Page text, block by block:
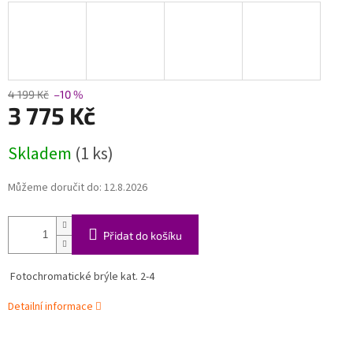
4 199 Kč –10 %
3 775 Kč
cena:
Skladem (1 ks)
Můžeme doručit do: 12.8.2026
Přidat do košíku
Fotochromatické brýle kat. 2-4
Detailní informace